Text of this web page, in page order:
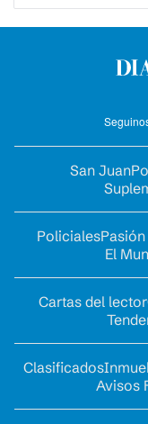
San Juan
Policiales
El
Cartas del lector
Clasificados
Avisos